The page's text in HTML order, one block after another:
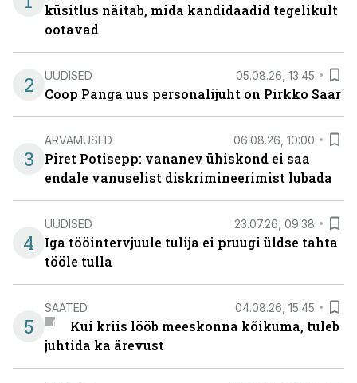
küsitlus näitab, mida kandidaadid tegelikult
ootavad
2 UUDISED 05.08.26, 13:45
Coop Panga uus personalijuht on Pirkko Saar
3
ARVAMUSED 06.08.26, 10:00
Piret Potisepp: vananev ühiskond ei saa
endale vanuselist diskrimineerimist lubada
4
UUDISED 23.07.26, 09:38
Iga tööintervjuule tulija ei pruugi üldse tahta
tööle tulla
5
SAATED 04.08.26, 15:45
Kui kriis lööb meeskonna kõikuma, tuleb
juhtida ka ärevust